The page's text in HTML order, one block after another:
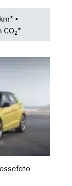
•
CO2*